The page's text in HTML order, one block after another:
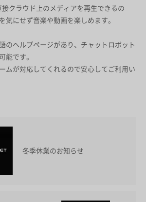
クラウド上のメディアを再生できるの
気にせず音楽や動画を楽しめます。
のヘルプページがあり、チャットロボット
能です。
ムが対応してくれるので安心してご利用い
冬季休業のお知らせ